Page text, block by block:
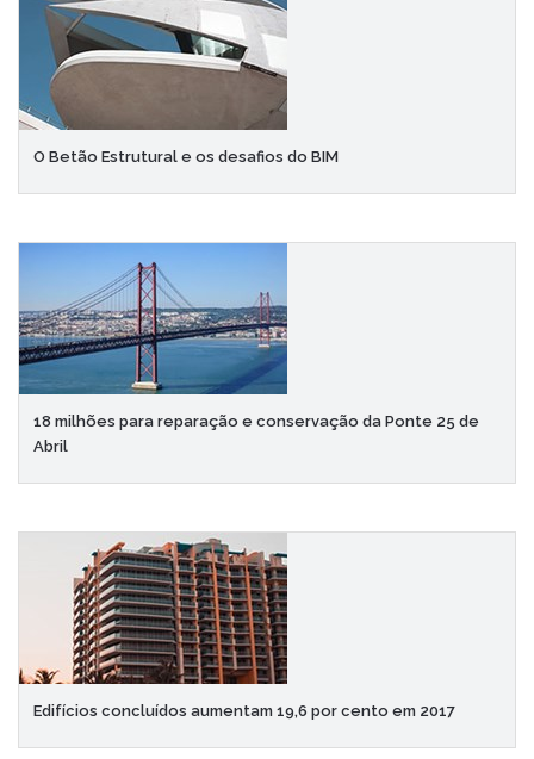
O Betão Estrutural e os desafios do BIM
18 milhões para reparação e conservação da Ponte 25 de
Abril
Edifícios concluídos aumentam 19,6 por cento em 2017